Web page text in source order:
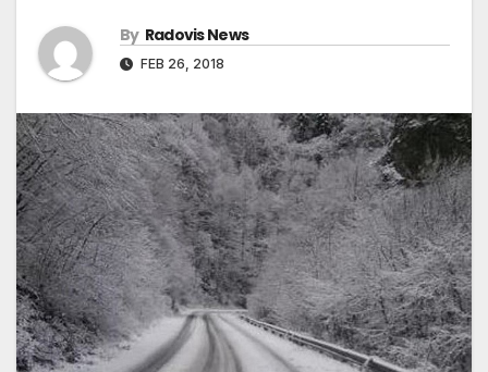
By Radovis News
FEB 26, 2018